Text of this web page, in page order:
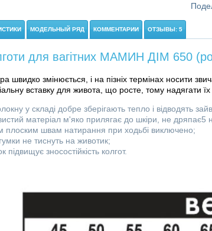
МОДЕЛЬНЫЙ РЯД КОММЕНТАРИИ ОТЗЫВЫ: 5
для вагітних МАМИН ДІМ 650
швидко змінюється, і на пізніх термінах носити
вставку для живота, що росте, тому надягати
у складі добре зберігають тепло і відводять
матеріал м'яко прилягає до шкіри, не дряпає5
плоским швам натирання при ходьбі виключено;
не тиснуть на животик;
підвищує зносостійкість колгот.